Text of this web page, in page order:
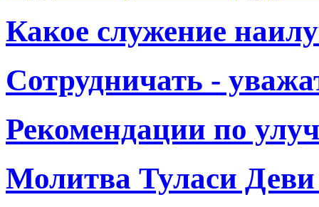
Какое служение
Сотрудничать -
Рекомендации по
Молитва Туласи